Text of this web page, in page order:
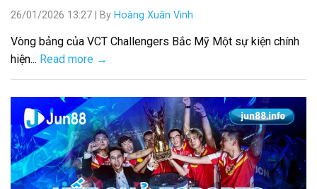
26/01/2026 13:27 By Hoàng Xuân Vinh
Vòng bảng của VCT Challengers Bắc Mỹ Một sự kiện chính
hiện... Read more →